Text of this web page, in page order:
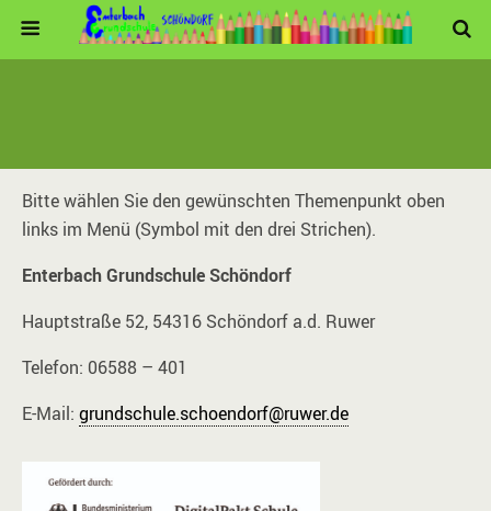
Bitte wählen Sie den gewünschten Themenpunkt oben
links im Menü (Symbol mit den drei Strichen).
Enterbach Grundschule Schöndorf
Hauptstraße 52, 54316 Schöndorf a.d. Ruwer
Telefon: 06588 – 401
E-Mail: grundschule.schoendorf@ruwer.de